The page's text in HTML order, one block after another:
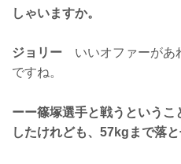
しゃいますか。
ジョリー いいオファーがあ
ですね。
ーー篠塚選手と戦うという
したけれども、57kgまで落と